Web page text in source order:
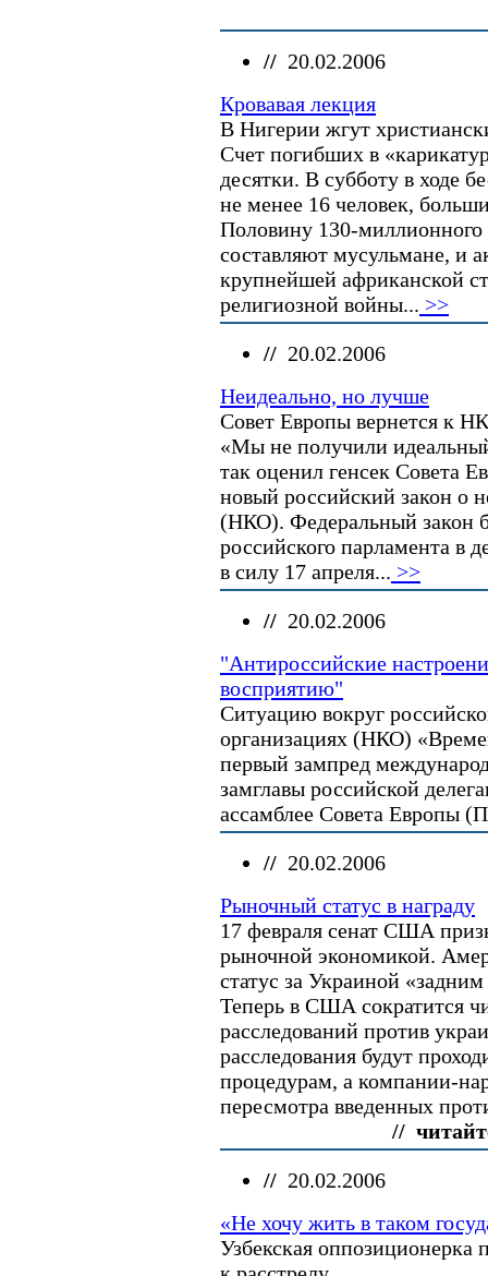
// 20.02.2006
Кровавая лекция
В Нигерии жгут
Счет погибших в
десятки. В субботу в ходе
не менее 16 человек,
Половину 130-миллионного
составляют мусульмане, и
крупнейшей африканской
религиозной войны... >>
// 20.02.2006
Неидеально, но лучше
Совет Европы вернется к
«Мы не получили
так оценил генсек Совета
новый российский закон о
(НКО). Федеральный закон
российского парламента в
в силу 17 апреля... >>
// 20.02.2006
"Антироссийские
восприятию"
Ситуацию вокруг
организациях (НКО)
первый зампред
замглавы российской
ассамблее Совета
// 20.02.2006
Рыночный статус в награду
17 февраля сенат США
рыночной экономикой.
статус за Украиной
Теперь в США сократится
расследований против
расследования будут
процедурам, а компании-
пересмотра введенных
//
// 20.02.2006
«Не хочу жить в таком
Узбекская оппозиционерка